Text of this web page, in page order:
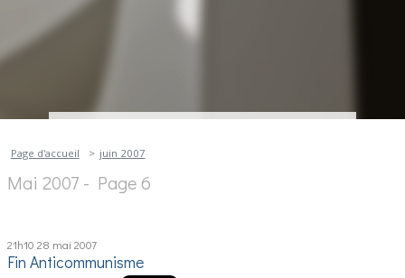
Page d'accueil juin 2007
Mai 2007 - Page 6
21h10 28 mai 2007
Fin Anticommunisme